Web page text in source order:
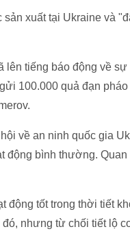
xuất tại Ukraine và
lên tiếng báo động về
100.000 quả đạn
về an ninh quốc gia
động bình thường.
động tốt trong thời tiết
nhưng từ chối tiết lộ